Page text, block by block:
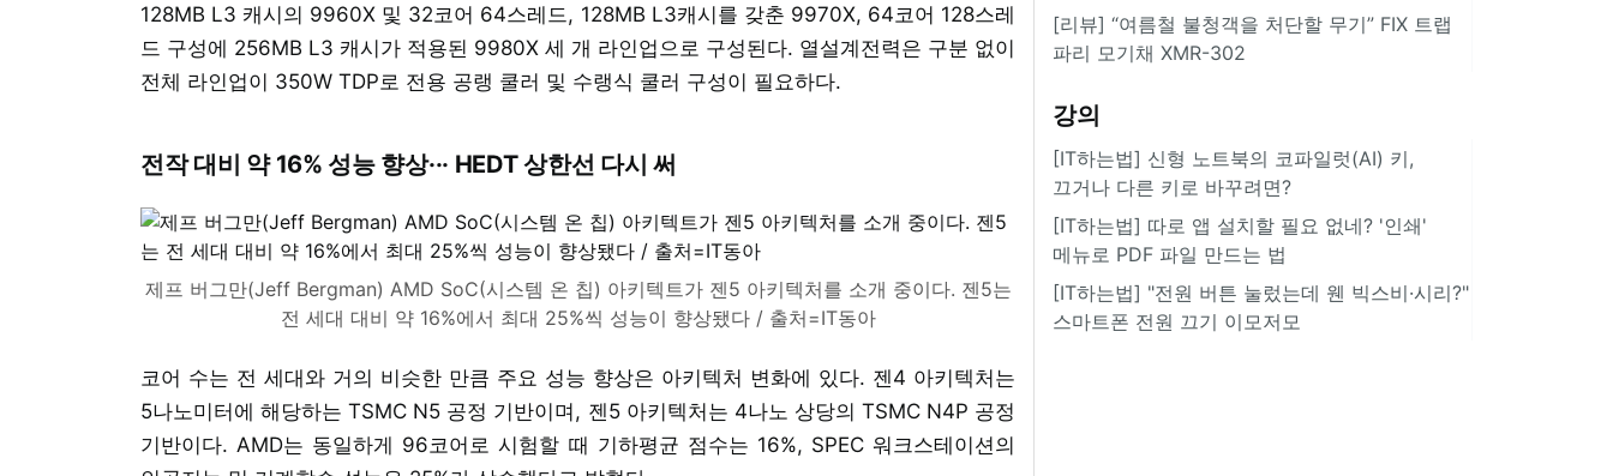
128MB L3 캐시의 9960X 및 32코어 64스레드, 128MB L3캐시를 갖춘 9970X, 64코어 128스레
드 구성에 256MB L3 캐시가 적용된 9980X 세 개 라인업으로 구성된다. 열설계전력은 구분 없이
전체 라인업이 350W TDP로 전용 공랭 쿨러 및 수랭식 쿨러 구성이 필요하다.
전작 대비 약 16% 성능 향상··· HEDT 상한선 다시 써
제프 버그만(Jeff Bergman) AMD SoC(시스템 온 칩) 아키텍트가 젠5 아키텍처를 소개 중이다. 젠5는
전 세대 대비 약 16%에서 최대 25%씩 성능이 향상됐다 / 출처=IT동아
코어 수는 전 세대와 거의 비슷한 만큼 주요 성능 향상은 아키텍처 변화에 있다. 젠4 아키텍처는
5나노미터에 해당하는 TSMC N5 공정 기반이며, 젠5 아키텍처는 4나노 상당의 TSMC N4P 공정
기반이다. AMD는 동일하게 96코어로 시험할 때 기하평균 점수는 16%, SPEC 워크스테이션의
[리뷰] “여름철 불청객을 처단할 무기” FIX 트랩
파리 모기채 XMR-302
강의
[IT하는법] 신형 노트북의 코파일럿(AI) 키,
끄거나 다른 키로 바꾸려면?
[IT하는법] 따로 앱 설치할 필요 없네? '인쇄'
메뉴로 PDF 파일 만드는 법
[IT하는법] "전원 버튼 눌렀는데 웬 빅스비·시리?"
스마트폰 전원 끄기 이모저모